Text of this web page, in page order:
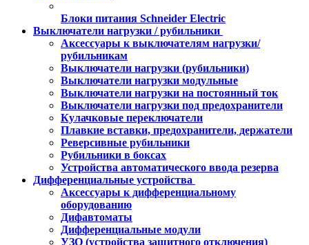
Блоки питания Schneider Electric
Выключатели нагрузки / рубильники
Аксессуары к выключателям нагрузки/
рубильникам
Выключатели нагрузки (рубильники)
Выключатели нагрузки модульные
Выключатели нагрузки на постоянный ток
Выключатели нагрузки под предохранители
Кулачковые переключатели
Плавкие вставки, предохранители, держатели
Реверсивные рубильники
Рубильники в боксах
Устройства автоматического ввода резерва
Дифференциальные устройства
Аксессуары к дифференциальному
оборудованию
Дифавтоматы
Дифференциальные модули
УЗО (устройства защитного отключения)